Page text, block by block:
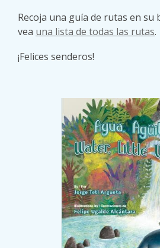
Recoja una guía de rutas en su
vea una lista de todas las rutas.
¡Felices senderos!